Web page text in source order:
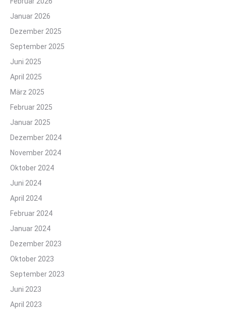
Januar 2026
Dezember 2025
September 2025
Juni 2025
April 2025
März 2025
Februar 2025
Januar 2025
Dezember 2024
November 2024
Oktober 2024
Juni 2024
April 2024
Februar 2024
Januar 2024
Dezember 2023
Oktober 2023
September 2023
Juni 2023
April 2023